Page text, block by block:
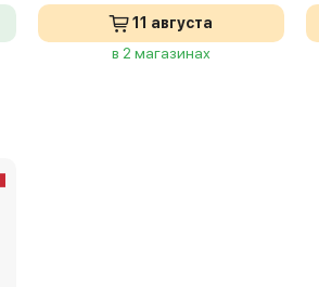
11 августа
в 2 магазинах